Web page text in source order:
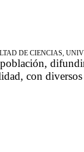
DE CIENCIAS,
con